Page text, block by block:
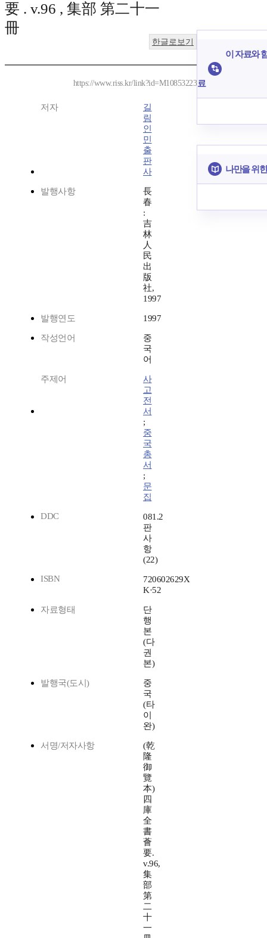
要 . v.96 , 集部 第二十一
冊
한글로보기
https://www.riss.kr/link?id=M10853223
저자
길
림
인
민
출
판
사
발행사항
長
春
:
吉
林
人
民
出
版
社,
1997
발행연도 1997
작성언어
중
국
어
주제어
사
고
전
서
;
중
국
총
서
;
문
집
DDC
081.2
판
사
항
(22)
ISBN
720602629X
K·52
자료형태
단
행
본
(다
권
본)
발행국(도시)
중
국
(타
이
완)
서명/저자사항
(乾
隆
御
覽
本)
四
庫
全
書
薈
要.
v.96,
集
部
第
二
十
一
이 자료와
료
나만을 위